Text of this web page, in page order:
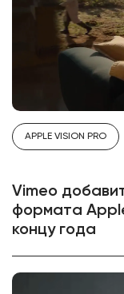
APPLE VISION PRO
Vimeo
формата
концу года